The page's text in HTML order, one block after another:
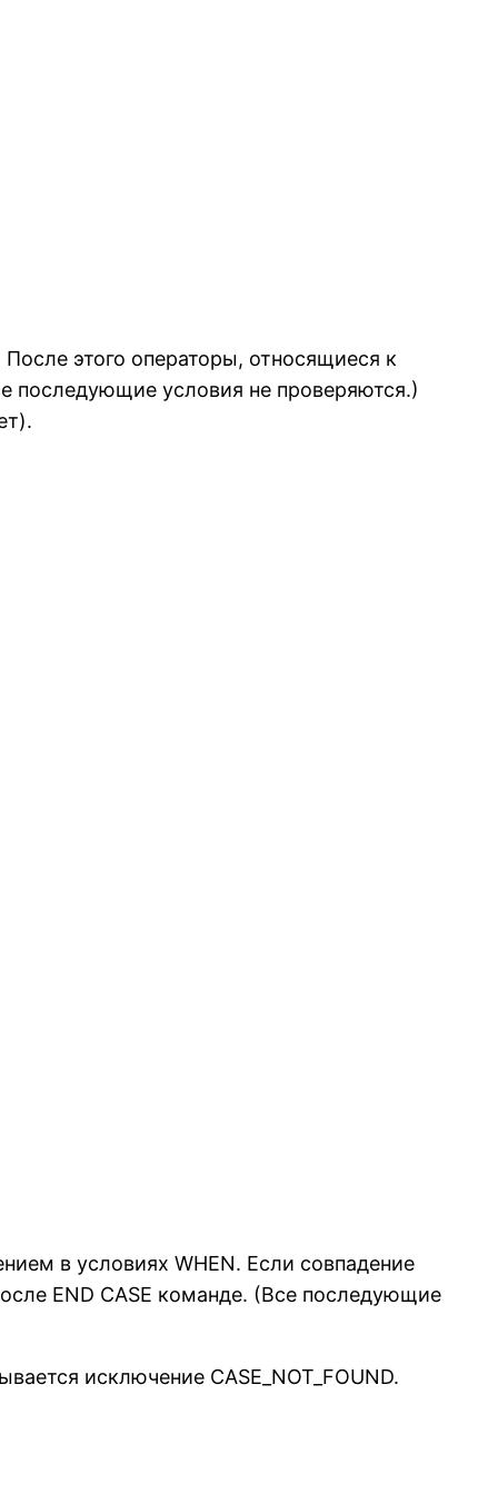
этого операторы, относящиеся к
последующие условия не проверяются.)
в условиях WHEN. Если совпадение
END CASE команде. (Все последующие
исключение CASE_NOT_FOUND.